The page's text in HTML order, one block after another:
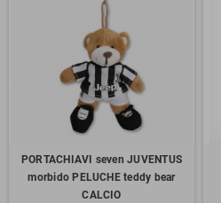
PORTACHIAVI seven JUVENTUS
morbido PELUCHE teddy bear
CALCIO